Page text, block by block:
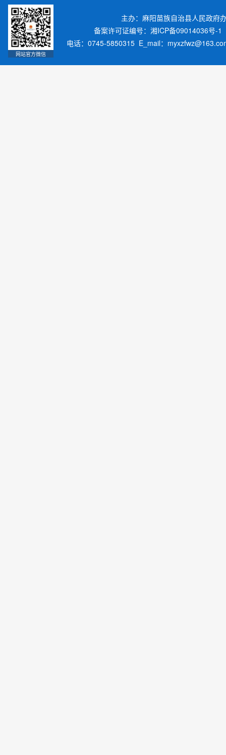
网站官方微信
主办：麻阳苗族自治县人民政
备案许可证编号：湘ICP备09014036号-1
电话：0745-5850315 E_mail：